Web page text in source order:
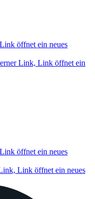
öffnet ein neues
Link, Link öffnet ein
öffnet ein neues
Link öffnet ein neues